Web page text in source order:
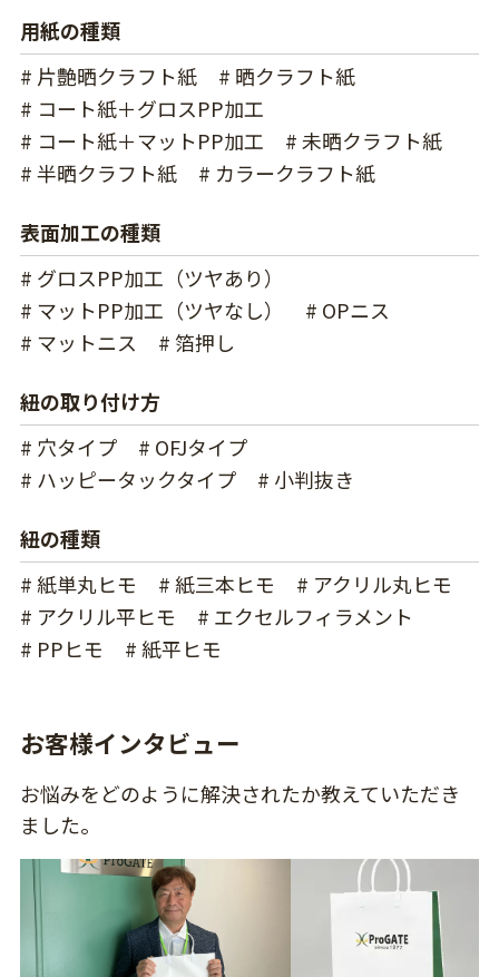
用紙の種類
# 片艶晒クラフト紙
# 晒クラフト紙
# コート紙＋グロスPP加工
# コート紙＋マットPP加工
# 未晒クラフト紙
# 半晒クラフト紙
# カラークラフト紙
表面加工の種類
# グロスPP加工（ツヤあり）
# マットPP加工（ツヤなし）
# OPニス
# マットニス
# 箔押し
紐の取り付け方
# 穴タイプ
# OFJタイプ
# ハッピータックタイプ
# 小判抜き
紐の種類
# 紙単丸ヒモ
# 紙三本ヒモ
# アクリル丸ヒモ
# アクリル平ヒモ
# エクセルフィラメント
# PPヒモ
# 紙平ヒモ
お客様インタビュー
お悩みをどのように解決されたか教えていただき
ました。